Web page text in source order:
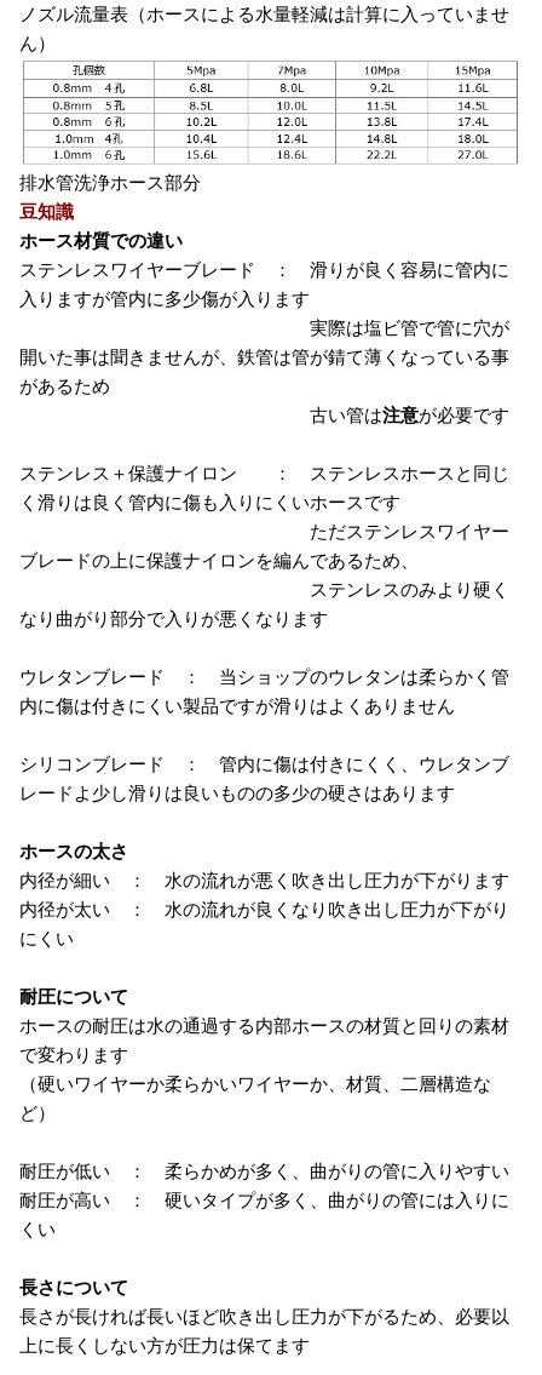
ノズル流量表（ホースによる水量軽減は計算に入っていませ
ん）
排水管洗浄ホース部分
豆知識
ホース材質での違い
ステンレスワイヤーブレード ： 滑りが良く容易に管内に
入りますが管内に多少傷が入ります
実際は塩ビ管で管に穴が
開いた事は聞きませんが、鉄管は管が錆て薄くなっている事
があるため
古い管は注意が必要です
ステンレス＋保護ナイロン ： ステンレスホースと同じ
く滑りは良く管内に傷も入りにくいホースです
ただステンレスワイヤー
ブレードの上に保護ナイロンを編んであるため、
ステンレスのみより硬く
なり曲がり部分で入りが悪くなります
ウレタンブレード ： 当ショップのウレタンは柔らかく管
内に傷は付きにくい製品ですが滑りはよくありません
シリコンブレード ： 管内に傷は付きにくく、ウレタンブ
レードよ少し滑りは良いものの多少の硬さはあります
ホースの太さ
内径が細い ： 水の流れが悪く吹き出し圧力が下がります
内径が太い ： 水の流れが良くなり吹き出し圧力が下がり
にくい
耐圧について
ホースの耐圧は水の通過する内部ホースの材質と回りの素材
で変わります
（硬いワイヤーか柔らかいワイヤーか、材質、二層構造な
ど）
耐圧が低い ： 柔らかめが多く、曲がりの管に入りやすい
耐圧が高い ： 硬いタイプが多く、曲がりの管には入りに
くい
長さについて
長さが長ければ長いほど吹き出し圧力が下がるため、必要以
上に長くしない方が圧力は保てます